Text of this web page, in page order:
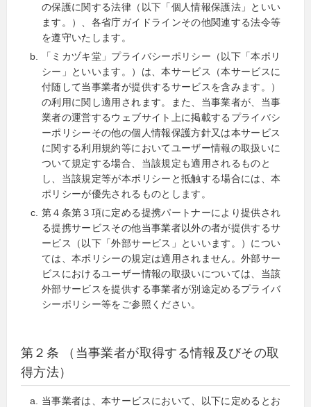
の保護に関する法律（以下「個人情報保護法」といい
ます。）、各省庁ガイドラインその他関連する法令等
を遵守いたします。
「ミカヅキ堂」プライバシーポリシー（以下「本ポリ
シー」といいます。）は、本サービス（本サービスに
付随して当事業者が提供するサービスを含みます。）
の利用に関し適用されます。また、当事業者が、当事
業者の運営するウェブサイト上に掲載するプライバシ
ーポリシーその他の個人情報保護方針又は本サービス
に関する利用規約等においてユーザー情報の取扱いに
ついて規定する場合、当該規定も適用されるものと
し、当該規定等が本ポリシーと抵触する場合には、本
ポリシーが優先されるものとします。
第４条第３項に定める提携パートナーにより提供され
る提携サービスその他当事業者以外の者が提供するサ
ービス（以下「外部サービス」といいます。）につい
ては、本ポリシーの規定は適用されません。外部サー
ビスにおけるユーザー情報の取扱いについては、当該
外部サービスを提供する事業者が別途定めるプライバ
シーポリシー等をご参照ください。
第２条 （当事業者が取得する情報及びその取
得方法）
当事業者は、本サービスにおいて、以下に定めるとお